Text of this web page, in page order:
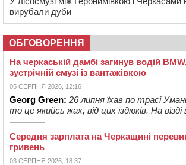
вирубали дуби
ОБГОВОРЕННЯ
На черкаській дамбі загинув водій
зустрічній смузі із вантажівкою
05 СЕРПНЯ 2026, 12:16
Georg Green: 26 липня їхав по трасі
то це якийсь жах, від цих їздюків. На вїзді
Середня зарплата на Черкащині
гривень
03 СЕРПНЯ 2026, 18:37